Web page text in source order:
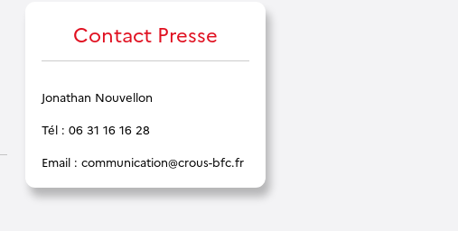
Contact Presse
Jonathan Nouvellon
Tél : 06 31 16 16 28
Email : communication@crous-bfc.fr